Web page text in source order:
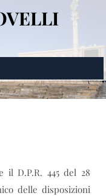
il D.P.R. 445 del 28
delle disposizioni